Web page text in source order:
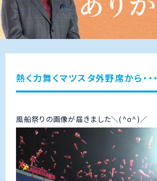
熱く力舞くマツスタ外野席から・・・
風船祭りの画像が届きました＼(^o^)／